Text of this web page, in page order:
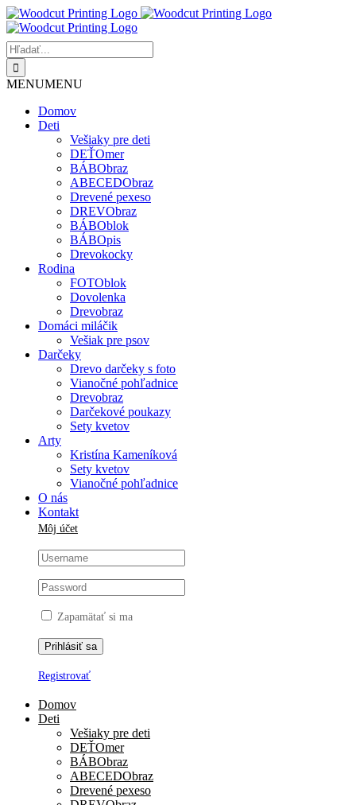
Skip
to
content
Hľadať:
MENUMENU
Domov
Deti
Vešiaky pre deti
DEŤOmer
BÁBObraz
ABECEDObraz
Drevené pexeso
DREVObraz
BÁBOblok
BÁBOpis
Drevokocky
Rodina
FOTOblok
Dovolenka
Drevobraz
Domáci miláčik
Vešiak pre psov
Darčeky
Drevo darčeky s foto
Vianočné pohľadnice
Drevobraz
Darčekové poukazy
Sety kvetov
Arty
Kristína Kameníková
Sety kvetov
Vianočné pohľadnice
O nás
Kontakt
Môj účet
Zapamätať si ma
Registrovať
Domov
Deti
Vešiaky pre deti
DEŤOmer
BÁBObraz
ABECEDObraz
Drevené pexeso